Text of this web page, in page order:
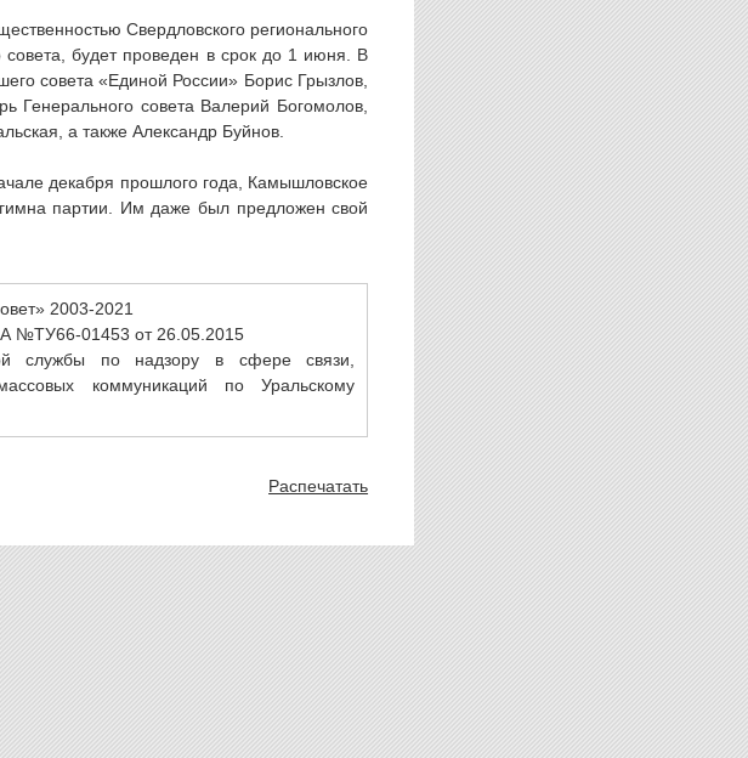
Свердловского регионального
будет проведен в срок до 1 июня. В
совета «Единой России» Борис Грызлов,
Генерального совета Валерий Богомолов,
а также Александр Буйнов.
декабря прошлого года, Камышловское
партии. Им даже был предложен свой
2003-2021
№ТУ66-01453 от 26.05.2015
службы по надзору в сфере связи,
коммуникаций по Уральскому
Распечатать